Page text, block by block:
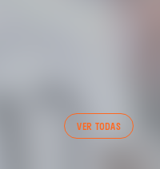
VER TODAS